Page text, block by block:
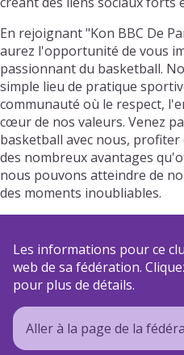
En rejoignant "Kon BBC De
aurez l'opportunité de vous
passionnant du basketball.
simple lieu de pratique
communauté où le respect,
cœur de nos valeurs. Venez
basketball avec nous,
des nombreux avantages
nous pouvons atteindre de
des moments inoubliables.
Les informations pour ce
web de sa fédération.
pour plus de détails.
Aller à la page de la